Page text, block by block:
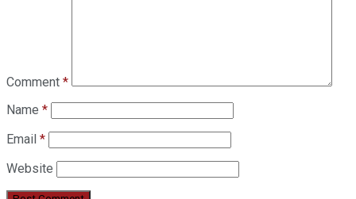
Comment *
Name *
Email *
Website